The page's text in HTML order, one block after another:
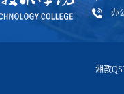
办
湘教